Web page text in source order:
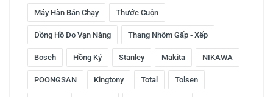
Máy Hàn Bán Chạy Thước Cuộn
Đồng Hồ Đo Vạn Năng Thang Nhôm Gấp - Xếp
Bosch Hồng Ký Stanley Makita NIKAWA
POONGSAN Kingtony Total Tolsen